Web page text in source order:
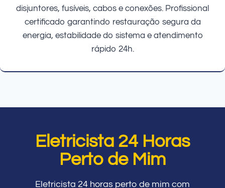
disjuntores, fusíveis, cabos e conexões. Profissional
certificado garantindo restauração segura da
energia, estabilidade do sistema e atendimento
rápido 24h.
Eletricista 24 Horas
Perto de Mim
Eletricista 24 horas perto de mim com